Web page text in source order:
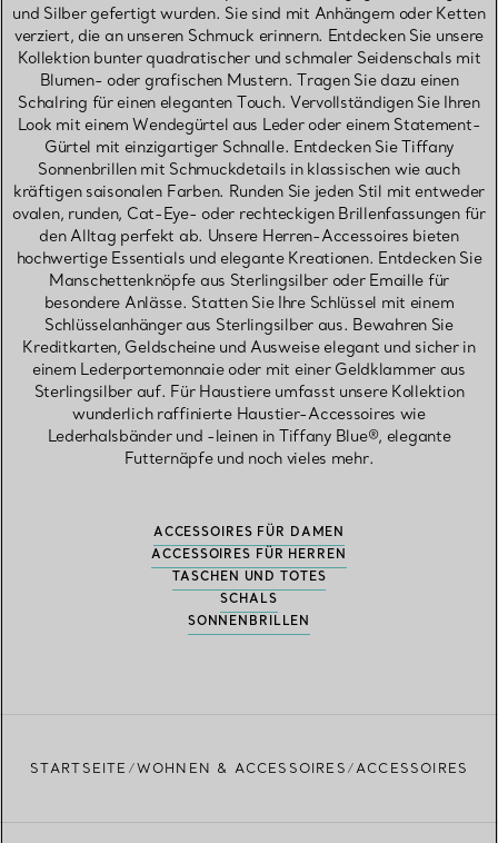
und Silber gefertigt wurden. Sie sind mit Anhängern oder Ketten
verziert, die an unseren Schmuck erinnern. Entdecken Sie unsere
Kollektion bunter quadratischer und schmaler Seidenschals mit
Blumen- oder grafischen Mustern. Tragen Sie dazu einen
Schalring für einen eleganten Touch. Vervollständigen Sie Ihren
Look mit einem Wendegürtel aus Leder oder einem Statement-
Gürtel mit einzigartiger Schnalle. Entdecken Sie Tiffany
Sonnenbrillen mit Schmuckdetails in klassischen wie auch
kräftigen saisonalen Farben. Runden Sie jeden Stil mit entweder
ovalen, runden, Cat-Eye- oder rechteckigen Brillenfassungen für
den Alltag perfekt ab. Unsere Herren-Accessoires bieten
hochwertige Essentials und elegante Kreationen. Entdecken Sie
Manschettenknöpfe aus Sterlingsilber oder Emaille für
besondere Anlässe. Statten Sie Ihre Schlüssel mit einem
Schlüsselanhänger aus Sterlingsilber aus. Bewahren Sie
Kreditkarten, Geldscheine und Ausweise elegant und sicher in
einem Lederportemonnaie oder mit einer Geldklammer aus
Sterlingsilber auf. Für Haustiere umfasst unsere Kollektion
wunderlich raffinierte Haustier-Accessoires wie
Lederhalsbänder und -leinen in Tiffany Blue®, elegante
Futternäpfe und noch vieles mehr.
ACCESSOIRES FÜR DAMEN
ACCESSOIRES FÜR HERREN
TASCHEN UND TOTES
SCHALS
SONNENBRILLEN
STARTSEITE WOHNEN & ACCESSOIRES ACCESSOIRES